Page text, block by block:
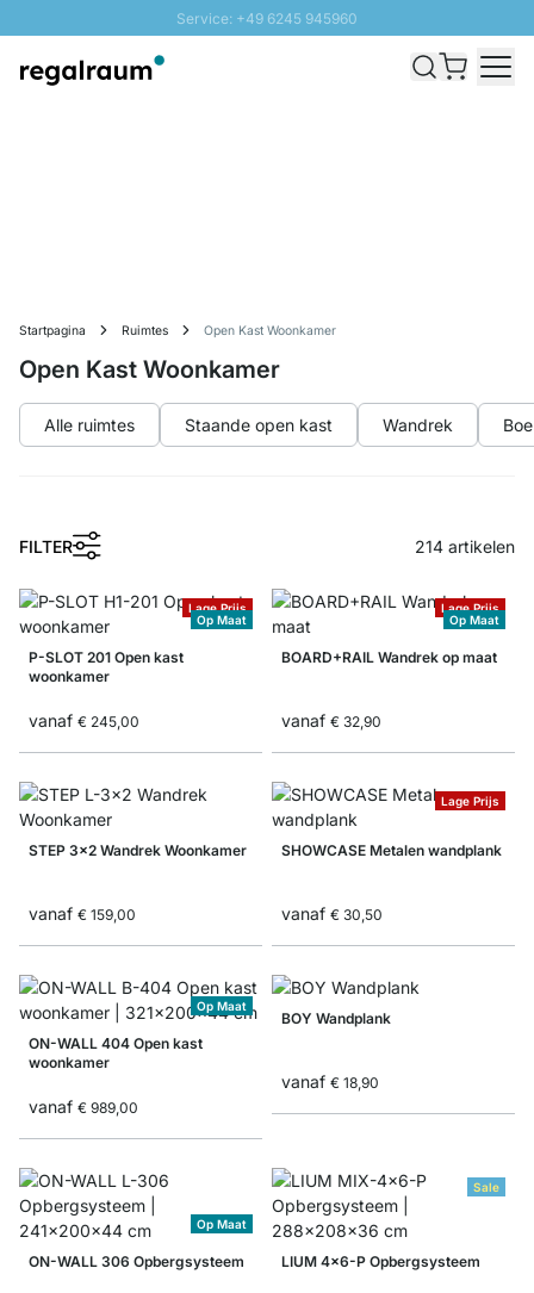
Service: +49 6245 945960
Snelle levering - Gratis verzending vanaf €100
Startpagina Ruimtes Open Kast Woonkamer
Open Kast Woonkamer
Alle ruimtes Staande open kast Wandrek
FILTER 214 artikelen
Lage Prijs
Op Maat
P-SLOT 201 Open kast
woonkamer
vanaf € 245,00
Lage Prijs
Op Maat
BOARD+RAIL Wandrek op maat
vanaf € 32,90
STEP 3x2 Wandrek Woonkamer
vanaf € 159,00
Lage Prijs
SHOWCASE Metalen wandplank
vanaf € 30,50
Op Maat
ON-WALL 404 Open kast
woonkamer
vanaf € 989,00
BOY Wandplank
vanaf € 18,90
Op Maat
ON-WALL 306 Opbergsysteem
Sale
LIUM 4x6-P Opbergsysteem